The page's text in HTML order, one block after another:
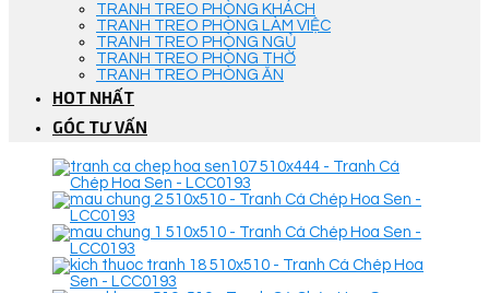
TRANH TREO PHÒNG KHÁCH
TRANH TREO PHÒNG LÀM VIỆC
TRANH TREO PHÒNG NGỦ
TRANH TREO PHÒNG THỜ
TRANH TREO PHÒNG ĂN
HOT NHẤT
GÓC TƯ VẤN